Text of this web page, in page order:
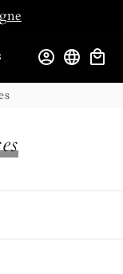
account_circle language local_mall